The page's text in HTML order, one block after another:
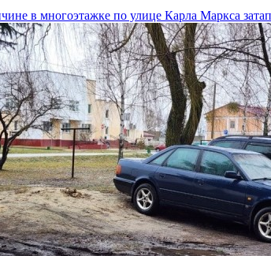
в многоэтажке по улице Карла Маркса